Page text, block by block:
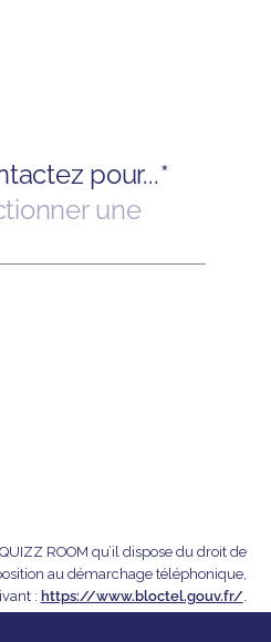
ROOM qu’il dispose du droit de
au démarchage téléphonique,
: https://www.bloctel.gouv.fr/